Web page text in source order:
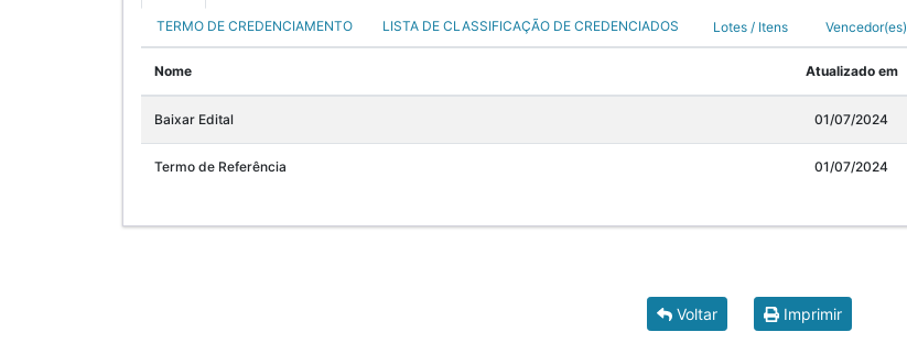
TERMO DE CREDENCIAMENTO LISTA DE CLASSIFICAÇÃO DE CREDENCIADOS Lotes / Itens Vencedor(es)
Nome Atualizado em
Baixar Edital 01/07/2024
Termo de Referência 01/07/2024
Voltar Imprimir